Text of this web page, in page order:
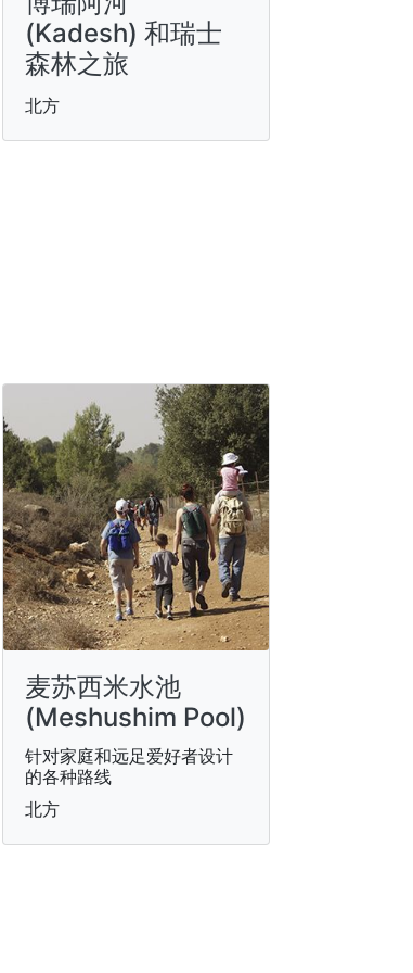
(Kadesh) 和瑞士
森林之旅
北方
麦苏西米水池
(Meshushim Pool)
针对家庭和远足爱好者设计
的各种路线
北方